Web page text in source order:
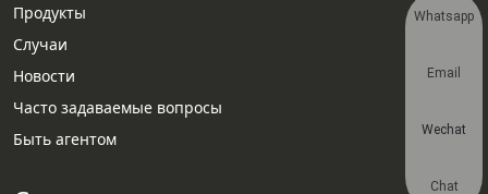
Продукты
Случаи
Новости
Часто задаваемые вопросы
Быть агентом
Whatsapp
Email
Wechat
Chat